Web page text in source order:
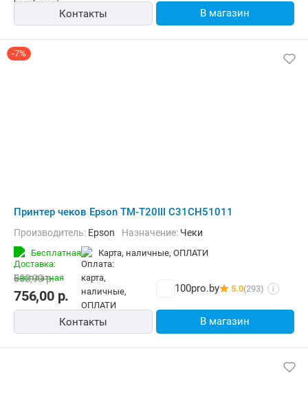
Контакты В магазин
-7%
Принтер чеков Epson TM-T20III C31CH51011
Производитель: Epson Назначение: Чеки
Бесплатная карта, наличные, ОПЛАТИ
756,00р.
808,90р.
100pro.by 5.0(293) i
Контакты В магазин